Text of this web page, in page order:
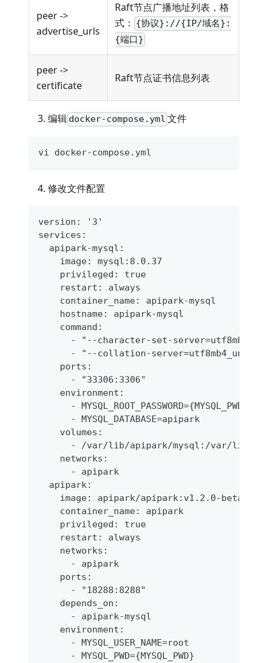
peer ->
advertise_urls
Raft节点广播地址列表，格
式：
{协议}://{IP/域名}:
{端口}
peer ->
certificate
Raft节点证书信息列表
编辑 docker-compose.yml 文件
vi docker-compose.yml
修改文件配置
version: '3'
services:
  apipark-mysql:
    image: mysql:8.0.37
    privileged: true
    restart: always
    container_name: apipark-mysql
    hostname: apipark-mysql
    command:
      - "--character-set-server=utf8mb4"
- "--collation-
    ports:
      - "33306:3306"
    environment:
      - MYSQL_ROOT_PASSWORD={MYSQL_PWD}
      - MYSQL_DATABASE=apipark
    volumes:
- /var/lib/apipark/mysql:/var/lib/
    networks:
      - apipark
  apipark:
    image: apipark/apipark:v1.2.0-beta
    container_name: apipark
    privileged: true
    restart: always
    networks:
      - apipark
    ports:
      - "18288:8288"
    depends_on:
      - apipark-mysql
    environment:
      - MYSQL_USER_NAME=root
      - MYSQL_PWD={MYSQL_PWD}